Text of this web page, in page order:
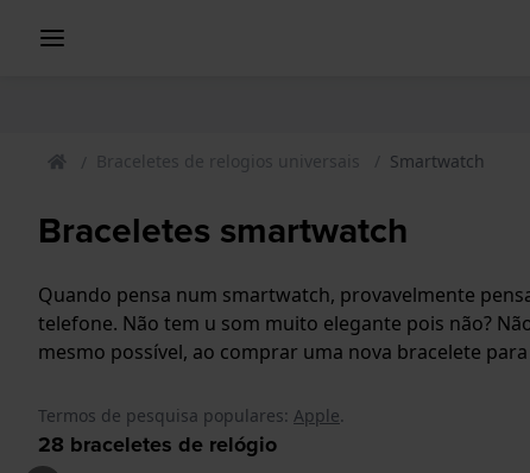
Braceletes de relogios universais Smartwatch
Braceletes smartwatch
Quando pensa num smartwatch, provavelmente
telefone. Não tem u som muito elegante pois não?
mesmo possível, ao comprar uma nova bracelete
Termos de pesquisa populares: Apple.
28 braceletes de relógio